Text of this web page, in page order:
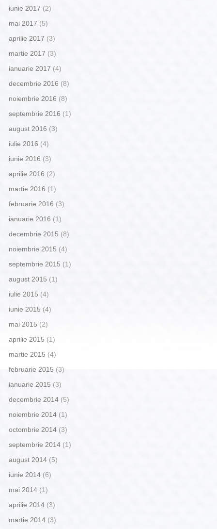
iunie 2017 (2)
mai 2017 (5)
aprilie 2017 (3)
martie 2017 (3)
ianuarie 2017 (4)
decembrie 2016 (8)
noiembrie 2016 (8)
septembrie 2016 (1)
august 2016 (3)
iulie 2016 (4)
iunie 2016 (3)
aprilie 2016 (2)
martie 2016 (1)
februarie 2016 (3)
ianuarie 2016 (1)
decembrie 2015 (8)
noiembrie 2015 (4)
septembrie 2015 (1)
august 2015 (1)
iulie 2015 (4)
iunie 2015 (4)
mai 2015 (2)
aprilie 2015 (1)
martie 2015 (4)
februarie 2015(3)
ianuarie 2015 (3)
decembrie 2014(5)
noiembrie 2014(1)
octombrie 2014(3)
septembrie 2014(1)
august 2014(5)
iunie 2014(6)
mai 2014(1)
aprilie 2014(3)
martie 2014(3)